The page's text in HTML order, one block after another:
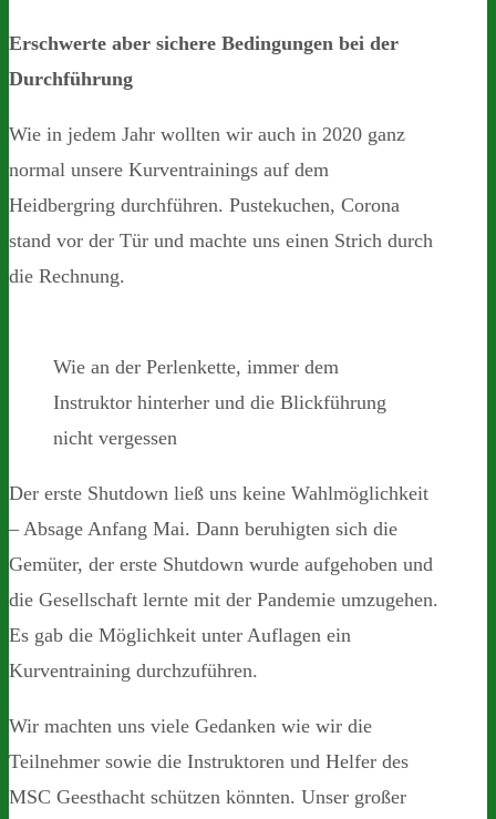
Erschwerte aber sichere Bedingungen bei der
Durchführung
Wie in jedem Jahr wollten wir auch in 2020 ganz
normal unsere Kurventrainings auf dem
Heidbergring durchführen. Pustekuchen, Corona
stand vor der Tür und machte uns einen Strich durch
die Rechnung.
Wie an der Perlenkette, immer dem
Instruktor hinterher und die Blickführung
nicht vergessen
Der erste Shutdown ließ uns keine Wahlmöglichkeit
– Absage Anfang Mai. Dann beruhigten sich die
Gemüter, der erste Shutdown wurde aufgehoben und
die Gesellschaft lernte mit der Pandemie umzugehen.
Es gab die Möglichkeit unter Auflagen ein
Kurventraining durchzuführen.
Wir machten uns viele Gedanken wie wir die
Teilnehmer sowie die Instruktoren und Helfer des
MSC Geesthacht schützen könnten. Unser großer